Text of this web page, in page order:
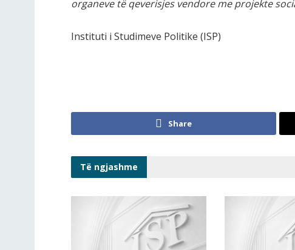
organeve të qeverisjes vendore me projekte
Instituti i Studimeve Politike (ISP)
Share
Të ngjashme